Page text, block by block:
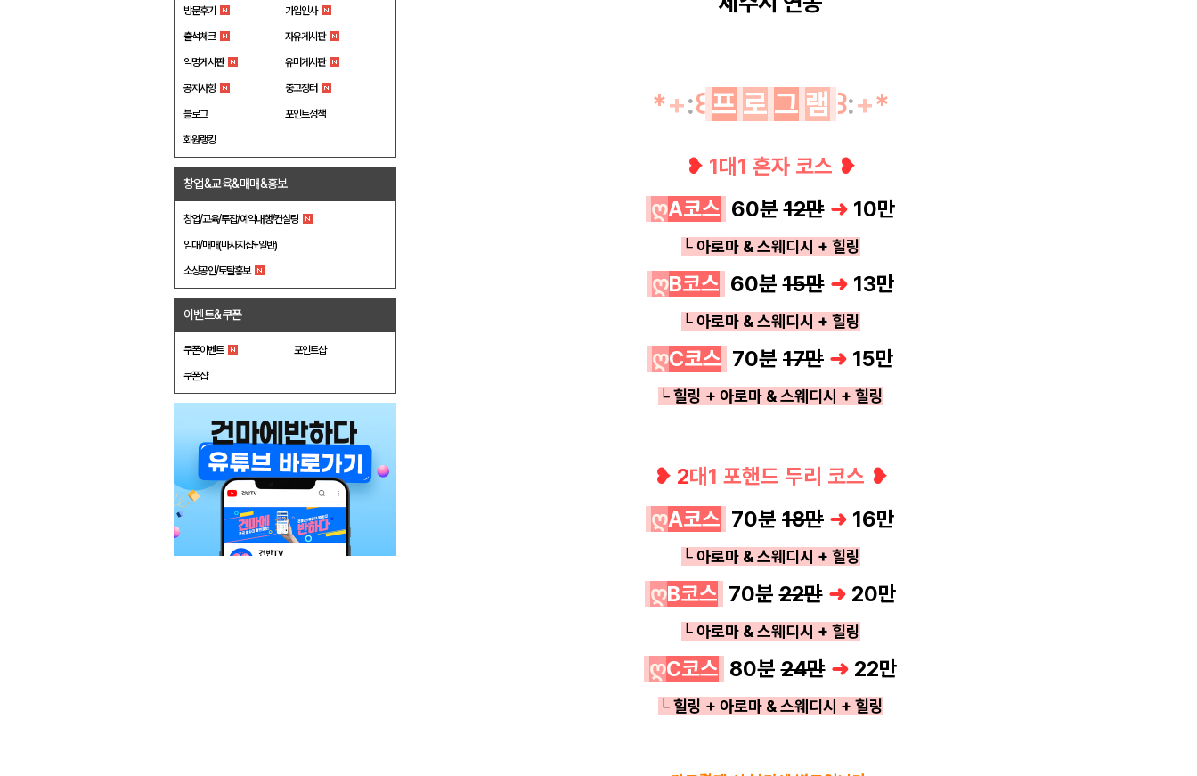
방문후기 가입인사
출석체크 자유게시판
익명게시판 유머게시판
공지사항 중고장터
블로그 포인트정책
회원랭킹
창업&교육&매매&홍보
창업/교육/투잡/예약대행/컨설팅
임대/매매(마사지샵+일반)
소상공인/토탈홍보
이벤트&쿠폰
쿠폰이벤트 포인트샵
쿠폰샵
*+:꒰ 프 로 그 램 ꒱:+*
❥ 1대1 혼자 코스 ❥
ღA코스 60분 12만 ➜ 10만
└ 아로마 & 스웨디시 + 힐링
ღB코스 60분 15만 ➜ 13만
└ 아로마 & 스웨디시 + 힐링
ღC코스 70분 17만 ➜ 15만
└ 힐링 + 아로마 & 스웨디시 + 힐링
❥ 2대1 포핸드 두리 코스 ❥
ღA코스 70분 18만 ➜ 16만
└ 아로마 & 스웨디시 + 힐링
ღB코스 70분 22만 ➜20만
└ 아로마 & 스웨디시 + 힐링
ღC코스 80분 24만 ➜22만
└ 힐링 + 아로마 & 스웨디시 + 힐링